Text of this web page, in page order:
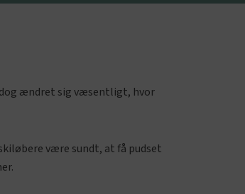
dog ændret sig væsentligt, hvor
være sundt, at få pudset